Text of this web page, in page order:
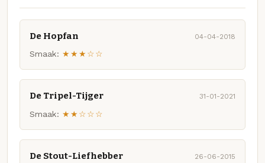
De Hopfan 04-04-2018
Smaak: ★★★☆☆
De Tripel-Tijger 31-01-2021
Smaak: ★★☆☆☆
De Stout-Liefhebber 26-06-2015